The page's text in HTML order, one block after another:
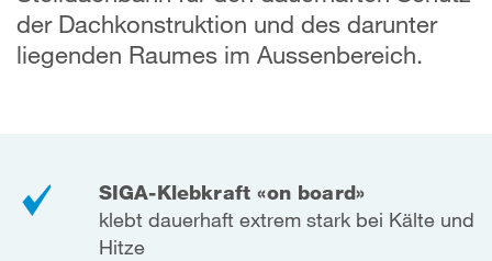
der Dachkonstruktion und des darunter
liegenden Raumes im Aussenbereich.
SIGA-Klebkraft «on board»
klebt dauerhaft extrem stark bei Kälte und
Hitze